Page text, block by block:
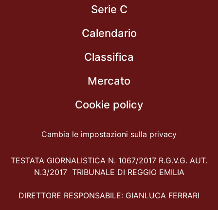
Serie C
Calendario
Classifica
Mercato
Cookie policy
Cambia le impostazioni sulla privacy
TESTATA GIORNALISTICA N. 1067/2017 R.G.V.G. AUT.
N.3/2017 TRIBUNALE DI REGGIO EMILIA
DIRETTORE RESPONSABILE: GIANLUCA FERRARI